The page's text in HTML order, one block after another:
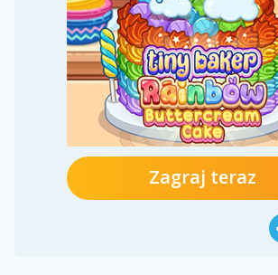
Zagraj teraz